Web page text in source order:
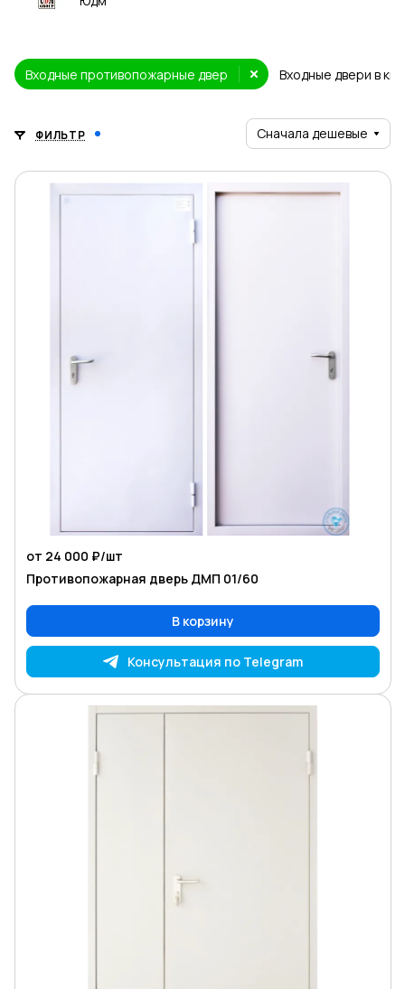
Входные двери в
Входные противопожарные двер
ФИЛЬТР Сначала дешевые
от 24 000 ₽/шт
Противопожарная дверь ДМП 01/60
В корзину
Консультация по Telegram